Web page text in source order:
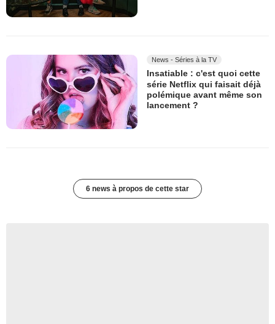
News - Séries à la TV
Insatiable : c'est quoi cette
série Netflix qui faisait déjà
polémique avant même son
lancement ?
6 news à propos de cette star